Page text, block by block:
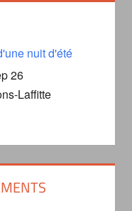
nuit d'été
26
Laffitte